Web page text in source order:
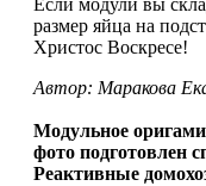
Если модули вы
размер яйца на
Христос Воскресе!
Автор: Маракова
Модульное
фото подготовлен
Реактивные